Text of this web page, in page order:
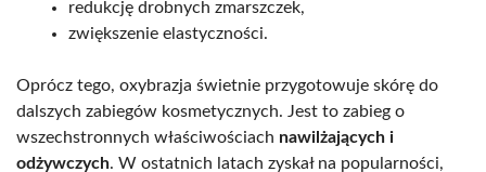
redukcję drobnych zmarszczek,
zwiększenie elastyczności.
Oprócz tego, oxybrazja świetnie przygotowuje skórę do
dalszych zabiegów kosmetycznych. Jest to zabieg o
wszechstronnych właściwościach nawilżających i
odżywczych. W ostatnich latach zyskał na popularności,